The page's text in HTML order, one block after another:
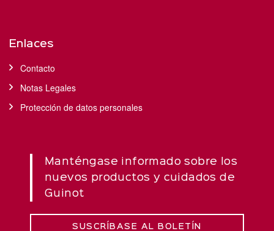
Enlaces
Contacto
Notas Legales
Protección de datos personales
Manténgase informado sobre los
nuevos productos y cuidados de
Guinot
SUSCRÍBASE AL BOLETÍN